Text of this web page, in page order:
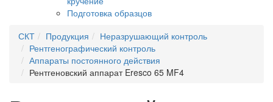
Подготовка образцов
СКТ
Продукция
Неразрушающий контроль
Рентгенографический контроль
Аппараты постоянного действия
Рентгеновский аппарат Eresco 65 MF4